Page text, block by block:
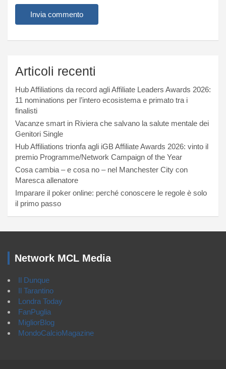
Articoli recenti
Hub Affiliations da record agli Affiliate Leaders Awards 2026:
11 nominations per l’intero ecosistema e primato tra i
finalisti
Vacanze smart in Riviera che salvano la salute mentale dei
Genitori Single
Hub Affiliations trionfa agli iGB Affiliate Awards 2026: vinto il
premio Programme/Network Campaign of the Year
Cosa cambia – e cosa no – nel Manchester City con
Maresca allenatore
Imparare il poker online: perché conoscere le regole è solo
il primo passo
Network MCL Media
Il Dunque
Il Tarantino
Londra Today
FanPuglia
MigliorBlog
MondoCalcioMagazine